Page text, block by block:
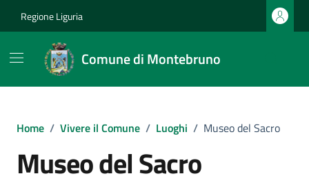
Regione Liguria
Comune di Montebruno
Home / Vivere il Comune / Luoghi / Museo del Sacro
Museo del Sacro